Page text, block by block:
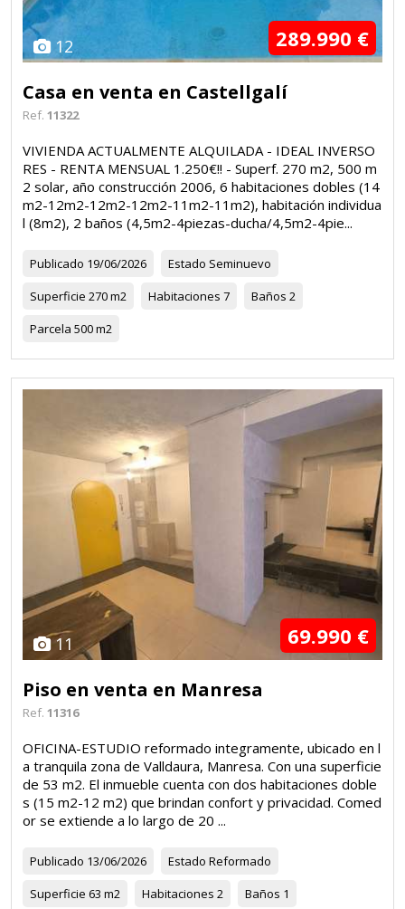
12 289.990 €
Casa en venta en Castellgalí
Ref. 11322
VIVIENDA ACTUALMENTE ALQUILADA - IDEAL INVERSO
RES - RENTA MENSUAL 1.250€!! - Superf. 270 m2, 500 m
2 solar, año construcción 2006, 6 habitaciones dobles (14
m2-12m2-12m2-12m2-11m2-11m2), habitación individua
l (8m2), 2 baños (4,5m2-4piezas-ducha/4,5m2-4pie...
Publicado 19/06/2026 Estado Seminuevo
Superficie 270 m2 Habitaciones 7 Baños 2
Parcela 500 m2
11 69.990 €
Piso en venta en Manresa
Ref. 11316
OFICINA-ESTUDIO reformado integramente, ubicado en l
a tranquila zona de Valldaura, Manresa. Con una superficie
de 53 m2. El inmueble cuenta con dos habitaciones doble
s (15 m2-12 m2) que brindan confort y privacidad. Comed
or se extiende a lo largo de 20 ...
Publicado 13/06/2026 Estado Reformado
Superficie 63 m2 Habitaciones 2 Baños 1